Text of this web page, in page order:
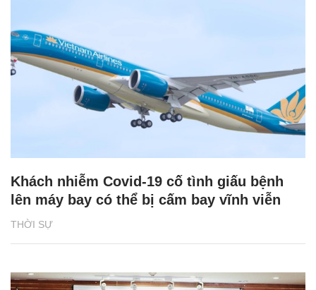
THỜI SỰ
Khách nhiễm Covid-19 cố tình giấu bệnh
lên máy bay có thể bị cấm bay vĩnh viễn